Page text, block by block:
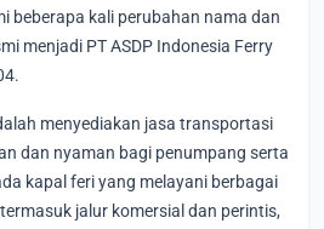
beberapa kali perubahan nama dan
menjadi PT ASDP Indonesia Ferry
menyediakan jasa transportasi
dan nyaman bagi penumpang serta
kapal feri yang melayani berbagai
jalur komersial dan perintis,